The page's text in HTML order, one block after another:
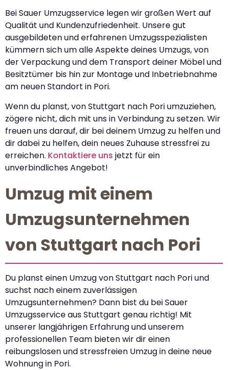
Bei Sauer Umzugsservice legen wir großen Wert auf
Qualität und Kundenzufriedenheit. Unsere gut
ausgebildeten und erfahrenen Umzugsspezialisten
kümmern sich um alle Aspekte deines Umzugs, von
der Verpackung und dem Transport deiner Möbel und
Besitztümer bis hin zur Montage und Inbetriebnahme
am neuen Standort in Pori.
Wenn du planst, von Stuttgart nach Pori umzuziehen,
zögere nicht, dich mit uns in Verbindung zu setzen. Wir
freuen uns darauf, dir bei deinem Umzug zu helfen und
dir dabei zu helfen, dein neues Zuhause stressfrei zu
erreichen. Kontaktiere uns jetzt für ein
unverbindliches Angebot!
Umzug mit einem
Umzugsunternehmen
von Stuttgart nach Pori
Du planst einen Umzug von Stuttgart nach Pori und
suchst nach einem zuverlässigen
Umzugsunternehmen? Dann bist du bei Sauer
Umzugsservice aus Stuttgart genau richtig! Mit
unserer langjährigen Erfahrung und unserem
professionellen Team bieten wir dir einen
reibungslosen und stressfreien Umzug in deine neue
Wohnung in Pori.